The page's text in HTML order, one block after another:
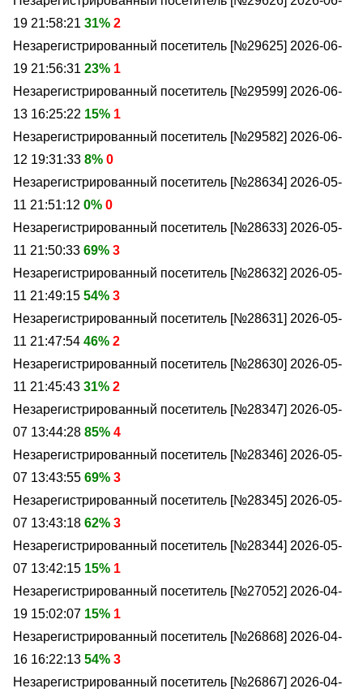
19 21:58:21 31% 2
Незарегистрированный посетитель [№29625] 2026-06-
19 21:56:31 23% 1
Незарегистрированный посетитель [№29599] 2026-06-
13 16:25:22 15% 1
Незарегистрированный посетитель [№29582] 2026-06-
12 19:31:33 8% 0
Незарегистрированный посетитель [№28634] 2026-05-
11 21:51:12 0% 0
Незарегистрированный посетитель [№28633] 2026-05-
11 21:50:33 69% 3
Незарегистрированный посетитель [№28632] 2026-05-
11 21:49:15 54% 3
Незарегистрированный посетитель [№28631] 2026-05-
11 21:47:54 46% 2
Незарегистрированный посетитель [№28630] 2026-05-
11 21:45:43 31% 2
Незарегистрированный посетитель [№28347] 2026-05-
07 13:44:28 85% 4
Незарегистрированный посетитель [№28346] 2026-05-
07 13:43:55 69% 3
Незарегистрированный посетитель [№28345] 2026-05-
07 13:43:18 62% 3
Незарегистрированный посетитель [№28344] 2026-05-
07 13:42:15 15% 1
Незарегистрированный посетитель [№27052] 2026-04-
19 15:02:07 15% 1
Незарегистрированный посетитель [№26868] 2026-04-
16 16:22:13 54% 3
Незарегистрированный посетитель [№26867] 2026-04-